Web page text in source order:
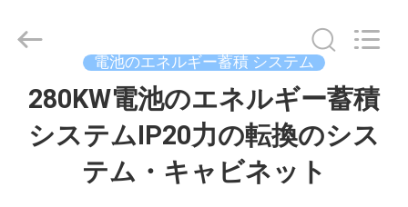
Limited.
Reserved.
電池のエネルギー蓄積 システム
280KW電池のエネルギー蓄積
システムIP20力の転換のシス
テム・キャビネット